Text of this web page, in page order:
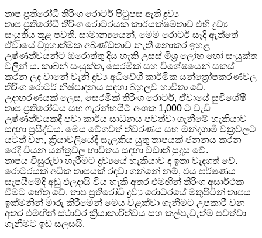
තාප ප්‍රතිරෝධී තිරිංග රොටර් පිටුපස ඇති ද්‍රව්‍ය
තාප ප්‍රතිරෝධී තිරිංග රොටරයක කාර්යක්ෂමතාව එහි ද්‍රව්‍ය
සංයුතිය තුළ පවතී. සාමාන්‍යයෙන්, මෙම රොටර් සෑදී ඇත්තේ
ඒවායේ ව්‍යුහාත්මක අඛණ්ඩතාව නැති නොකර ඉහළ
උෂ්ණත්වයන්ට ඔරොත්තු දිය හැකි උසස් මිශ්‍ර ලෝහ හෝ සංයුක්ත
වලින් ය. කාබන් සංයුක්ත, සෙරමික් සහ විශේෂයෙන් සකස්
කරන ලද වානේ වැනි ද්‍රව්‍ය අධිවේගී කාර්මික යන්ත්‍රෝපකරණවල
තිරිංග රොටර් නිෂ්පාදනය සඳහා බහුලව භාවිතා වේ.
උදාහරණයක් ලෙස, සෙරමික් තිරිංග රොටර්, ඒවායේ සුවිශේෂී
තාප ප්‍රතිරෝධය සහ ෆැරන්හයිට් අංශක 1,000 ට වැඩි
උෂ්ණත්වයකදී පවා කාර්ය සාධනය පවත්වා ගැනීමේ හැකියාව
සඳහා ප්‍රසිද්ධය. මෙය වේගවත් ත්වරණය සහ මන්දගාමී චක්‍රවලට
යටත් වන, ක්‍රියාවලියේදී සැලකිය යුතු තාපයක් ජනනය කරන
රෙදි වියන යන්ත්‍රවල භාවිතය සඳහා වඩාත් සුදුසු වේ.
තාපය විසුරුවා හැරීමට ද්‍රව්‍යයේ හැකියාව ද ඉතා වැදගත් වේ.
රොටරයක් ​​අධික තාපයක් රඳවා ගන්නේ නම්, එය ඝර්ෂණය
සැපයීමේදී අඩු ඵලදායී විය හැකි අතර එමඟින් තිරිංග අසාර්ථක
වීමට හේතු වේ. තාප ප්‍රතිරෝධී ද්‍රව්‍ය රොටරයේ මතුපිටින් තාපය
ඉක්මනින් මාරු කිරීමෙන් මෙය වළක්වා ගැනීමට උපකාරී වන
අතර එමඟින් ස්ථාවර ක්‍රියාකාරිත්වය සහ කල්පැවැත්ම පවත්වා
ගැනීමට ඉඩ සලසයි.